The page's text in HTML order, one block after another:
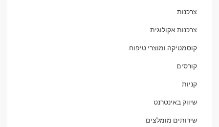
צרכנות
צרכנות אקולוגית
קוסמטיקה ומוצרי טיפוח
קורסים
קניות
שיווק באינטרנט
שירותים מומלצים